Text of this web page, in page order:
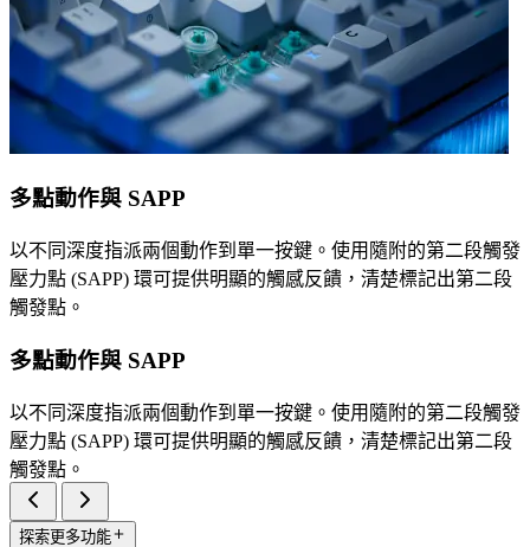
多點動作與 SAPP
以不同深度指派兩個動作到單一按鍵。使用隨附的第二段觸發
壓力點 (SAPP) 環可提供明顯的觸感反饋，清楚標記出第二段
觸發點。
多點動作與 SAPP
以不同深度指派兩個動作到單一按鍵。使用隨附的第二段觸發
壓力點 (SAPP) 環可提供明顯的觸感反饋，清楚標記出第二段
觸發點。
探索更多功能